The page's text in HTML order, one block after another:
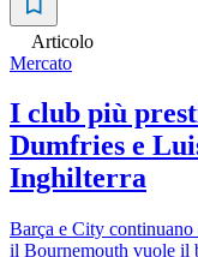
Articolo
Mercato
I club più
Dumfries e
Inghilterra
Barça e City continuano
il Bournemouth vuole il